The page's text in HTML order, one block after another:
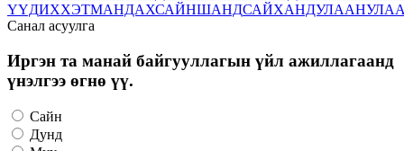
ҮҮДИХХЭТМАНДАХСАЙНШАНДСАЙХАНДУЛААН
Санал асуулга
Иргэн та манай байгууллагын үйл ажиллагаанд
үнэлгээ өгнө үү.
Сайн
Дунд